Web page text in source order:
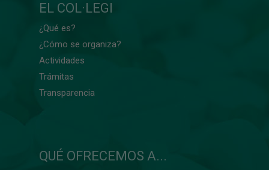
EL COL·LEGI
¿Qué es?
¿Cómo se organiza?
Actividades
Trámitas
Transparencia
QUÉ OFRECEMOS A...